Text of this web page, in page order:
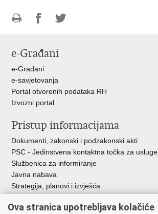
FacebookuTwitteru
e-Građani
e-Građani
e-savjetovanja
Portal otvorenih podataka RH
Izvozni portal
Pristup informacijama
Dokumenti, zakonski i podzakonski akti
PSC - Jedinstvena kontaktna točka za usluge
Službenica za informiranje
Javna nabava
Strategija, planovi i izvješća
Ova stranica upotrebljava kolačiće